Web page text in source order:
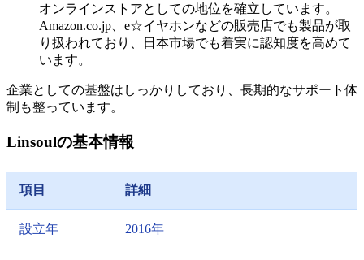
オンラインストアとしての地位を確立しています。
Amazon.co.jp、e☆イヤホンなどの販売店でも製品が取
り扱われており、日本市場でも着実に認知度を高めて
います。
企業としての基盤はしっかりしており、長期的なサポート体
制も整っています。
Linsoulの基本情報
項目 詳細
設立年 2016年